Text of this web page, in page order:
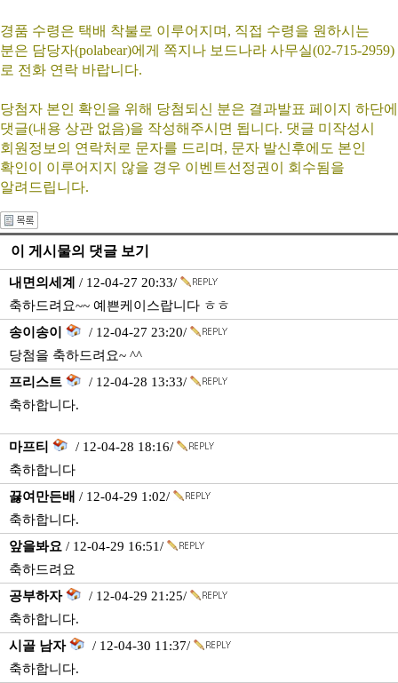
경품 수령은 택배 착불로 이루어지며, 직접 수령을 원하시는
분은 담당자(polabear)에게 쪽지나 보드나라 사무실(02-715-2959)
로 전화 연락 바랍니다.
당첨자 본인 확인을 위해 당첨되신 분은 결과발표 페이지 하단에
댓글(내용 상관 없음)을 작성해주시면 됩니다. 댓글 미작성시
회원정보의 연락처로 문자를 드리며, 문자 발신후에도 본인
확인이 이루어지지 않을 경우 이벤트선정권이 회수됨을
알려드립니다.
이 게시물의 댓글 보기
내면의세계
/ 12-04-27 20:33/
축하드려요~~ 예쁜케이스랍니다 ㅎㅎ
송이송이
/ 12-04-27 23:20/
당첨을 축하드려요~ ^^
프리스트
/ 12-04-28 13:33/
축하합니다.
마프티
/ 12-04-28 18:16/
축하합니다
끓여만든배 / 12-04-29 1:02/
축하합니다.
앞을봐요 / 12-04-29 16:51/
축하드려요
공부하자
/ 12-04-29 21:25/
축하합니다.
시골 남자
/ 12-04-30 11:37/
축하합니다.